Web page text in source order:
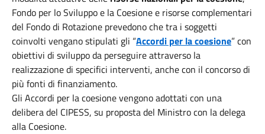
Fondo per lo Sviluppo e la Coesione e risorse complementari
del Fondo di Rotazione prevedono che tra i soggetti
coinvolti vengano stipulati gli “Accordi per la coesione” con
obiettivi di sviluppo da perseguire attraverso la
realizzazione di specifici interventi, anche con il concorso di
più fonti di finanziamento.
Gli Accordi per la coesione vengono adottati con una
delibera del CIPESS, su proposta del Ministro con la delega
alla Coesione.